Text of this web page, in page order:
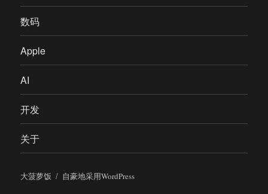
数码
Apple
AI
开发
关于
大菠萝饭 自豪地采用WordPress